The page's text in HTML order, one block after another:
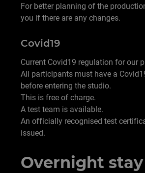
For better planning of the
you if there are any changes.
Covid19
Current Covid19 regulation for our
All participants must have a
before entering the studio.
This is free of charge.
A test team is available.
An officially recognised test
issued.
Overnight